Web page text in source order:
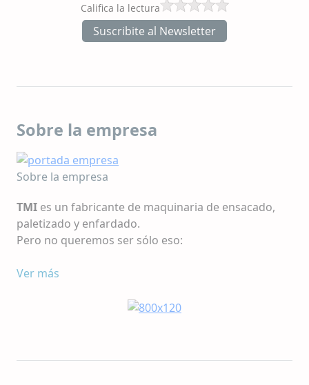
Califica la lectura
Suscribite al Newsletter
Sobre la empresa
Sobre la empresa
TMI es un fabricante de maquinaria de ensacado,
paletizado y enfardado.
Pero no queremos ser sólo eso:
Queremos ser tu aliado desde el proceso de diseño
completa la puesta en marcha, para ofrecerte
Nos gustan los retos, y usamos nuestros
Ver más